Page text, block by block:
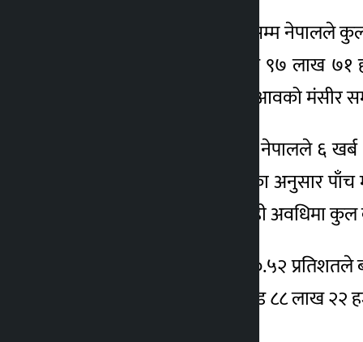
चालु आवको मंसीर महिनासम्म नेपालले
नेपालले ७३ अर्ब ६५ करोड ९७ लाख ७१
भएको देखिएको छ । चालु आवको मंसीर
गत आवको सोहि अवधिमा नेपालले ६
प्रतिशतले धेरै हो । विभागका अनुसार
पुगेको छ । गत आवको सोही अवधिमा कुल
यसैगरी व्यापार घाटा भने १०.५२
भने ५ खर्ब ८७ अर्ब ८२ करोड ८८ लाख २२